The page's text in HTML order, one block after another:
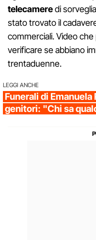
telecameredi
stato trovato il
commerciali. Video
verificare se abbiano
trentaduenne.
LEGGI ANCHE
Funerali di
genitori: "Chi sa